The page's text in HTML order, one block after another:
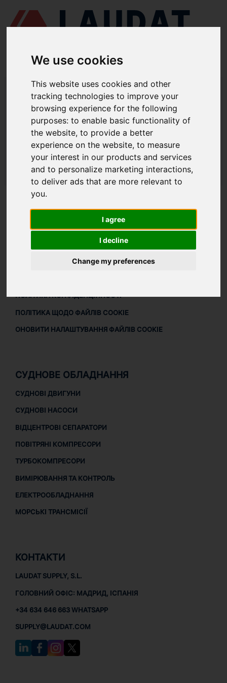
We use cookies
This website uses cookies and other
tracking technologies to improve your
browsing experience for the following
purposes:to enable basic functionality of
the website,to provide a better
experience on the website,to measure
your interest in our products and services
and to personalize marketing interactions,
to deliver ads that are more relevant to
you.
I agree
I decline
Change my preferences
LAUDAT SUPPLY/ВИМІРЮВАННЯ ТА КОНТРОЛЬ/ ТЕМПЕРАТУРА -
НАДПОТУЖНІ ДАТЧИКИ ТЕМПЕРАТУРИ
LAUDAT SUPPLY - ТЕМПЕРАТУРА /
НАДПОТУЖНІ ДАТЧИКИ
ТЕМПЕРАТУРИ
LAUDAT SUPPLY/ВИМІРЮВАННЯ ТА КОНТРОЛЬ/ ТЕМПЕРАТУРА -
НАДПОТУЖНІ ДАТЧИКИ ТЕМПЕРАТУРИ
ЗАВАНТАЖИТИ ПРОФАЙЛ КОМПАНІЇ
ПРАВОВА ІНФОРМАЦІЯ
ПОЛІТИКА КОНФІДЕНЦІЙНОСТІ
ПОЛІТИКА ЩОДО ФАЙЛІВ COOKIE
ОНОВИТИ НАЛАШТУВАННЯ ФАЙЛІВ COOKIE
СУДНОВЕ ОБЛАДНАННЯ
СУДНОВІ ДВИГУНИ
СУДНОВІ НАСОСИ
ВІДЦЕНТРОВІ СЕПАРАТОРИ
ПОВІТРЯНІ КОМПРЕСОРИ
ТУРБОКОМПРЕСОРИ
ВИМІРЮВАННЯ ТА КОНТРОЛЬ
ЕЛЕКТРООБЛАДНАННЯ
МОРСЬКІ ТРАНСМІСІЇ
КОНТАКТИ
LAUDAT SUPPLY, S.L.
ГОЛОВНИЙ ОФІС: МАДРИД, ІСПАНІЯ
+34 634 646 663 WHATSAPP
SUPPLY@LAUDAT.COM